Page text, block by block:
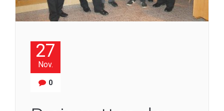
27
Nov.
0